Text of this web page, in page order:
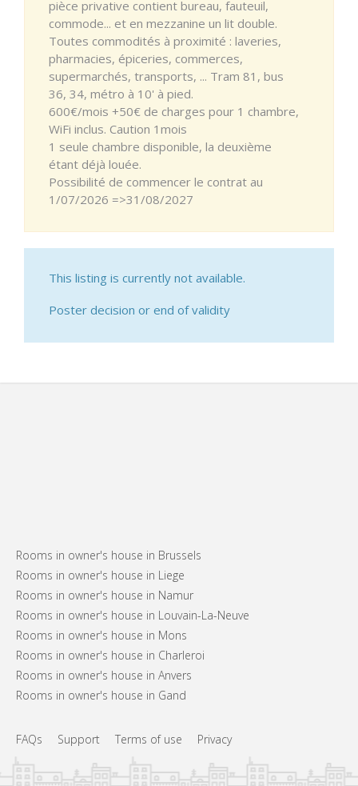
pièce privative contient bureau, fauteuil,
commode... et en mezzanine un lit double.
Toutes commodités à proximité : laveries,
pharmacies, épiceries, commerces,
supermarchés, transports, ... Tram 81, bus
36, 34, métro à 10' à pied.
600€/mois +50€ de charges pour 1 chambre,
WiFi inclus. Caution 1mois
1 seule chambre disponible, la deuxième
étant déjà louée.
Possibilité de commencer le contrat au
1/07/2026 =>31/08/2027
This listing is currently not available.
Poster decision or end of validity
Rooms in owner's house in Brussels
Rooms in owner's house in Liege
Rooms in owner's house in Namur
Rooms in owner's house in Louvain-La-Neuve
Rooms in owner's house in Mons
Rooms in owner's house in Charleroi
Rooms in owner's house in Anvers
Rooms in owner's house in Gand
FAQs Support Terms of use Privacy